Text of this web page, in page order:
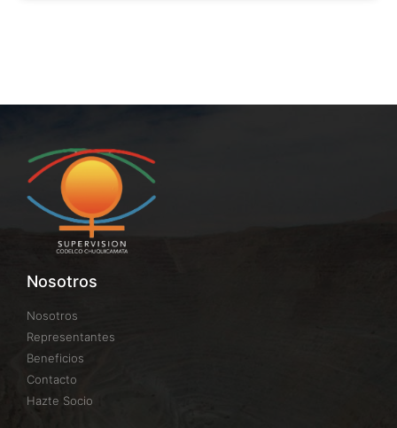
Nosotros
Nosotros
Representantes
Beneficios
Contacto
Hazte Socio